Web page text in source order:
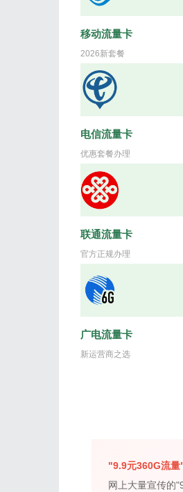
移动流量卡
2026新套餐
电信流量卡
优惠套餐办理
联通流量卡
官方正规办理
广电流量卡
新运营商之选
"9.9元360G流
网上大量宣传的